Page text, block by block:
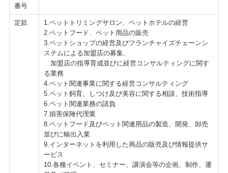
番号
定款
1.ペットトリミングサロン、ペットホテルの経営
2.ペットフード、ペット用品の販売
3.ペットショップの経営及びフランチャイズチェーンシ
ステムによる加盟店の募集、
加盟店の指導育成並びに経営コンサルティングに関す
る業務
4.ペット関連事業に関する経営コンサルティング
5.ペット飼育、しつけ及び美容に関する相談、技術指導
6.ペット関連業務の請負
7.損害保険代理業
8.ペットフード及びペット関連用品の製造、開発、卸売
並びに輸出入業
9.インターネットを利用した商品の販売及び情報提供サ
ービス
10.各種イベント、セミナー、講演会等の企画、制作、運